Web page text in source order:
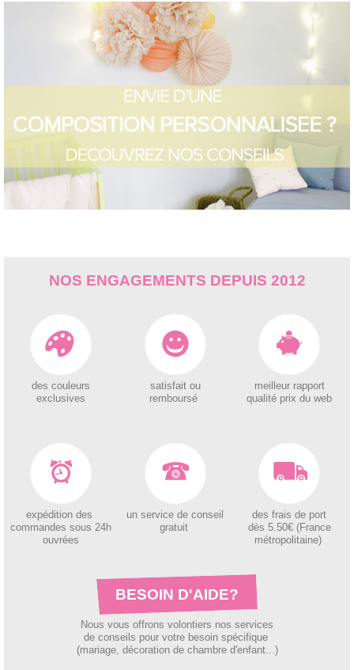
NOS ENGAGEMENTS DEPUIS 2012
des couleurs
exclusives
satisfait ou
remboursé
meilleur rapport
qualité prix du web
expédition des
commandes sous 24h
ouvrées
un service de conseil
gratuit
des frais de port
dès 5.50€ (France
métropolitaine)
BESOIN D'AIDE?
Nous vous offrons volontiers nos services
de conseils pour votre besoin spécifique
(mariage, décoration de chambre d'enfant...)